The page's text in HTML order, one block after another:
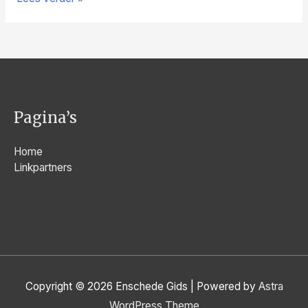
het
zonnepanelen!
Pagina’s
Home
Linkpartners
Copyright © 2026 Enschede Gids | Powered by Astra